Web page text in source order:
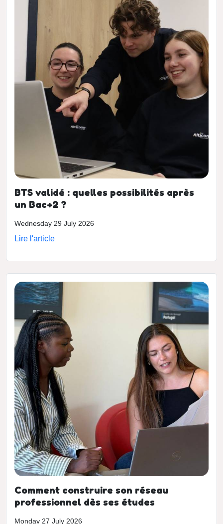
BTS validé : quelles possibilités après
un Bac+2 ?
Wednesday 29 July 2026
Lire l'article
Comment construire son réseau
professionnel dès ses études
Monday 27 July 2026